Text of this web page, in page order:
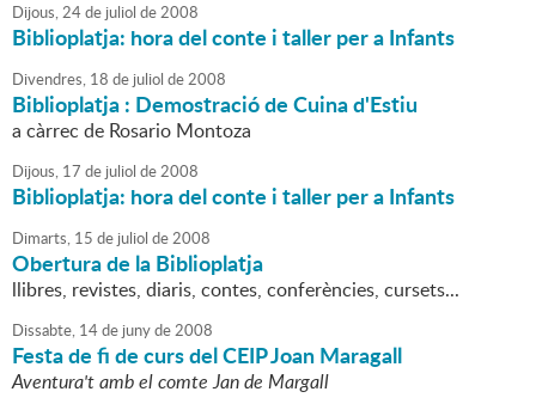
Dijous,24de juliol de2008
Biblioplatja: hora del conte i taller per a Infants
Divendres, 18 de juliol de2008
Biblioplatja : Demostració de Cuina d'Estiu
a càrrec de Rosario Montoza
Dijous, 17 de juliol de2008
Biblioplatja: hora del conte i taller per a Infants
Dimarts, 15 de juliol de2008
Obertura de la Biblioplatja
llibres, revistes, diaris, contes, conferències, cursets...
Dissabte, 14de junyde2008
Festa de fi de curs del CEIP Joan Maragall
Aventura't amb el comte Jan de Margall